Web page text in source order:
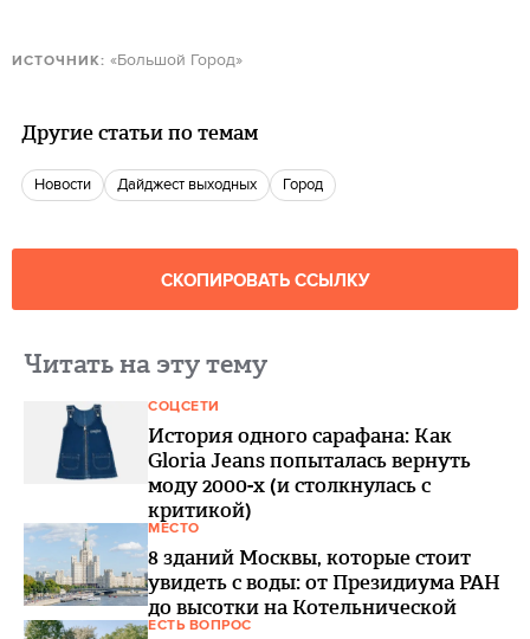
ИСТОЧНИК: «Большой Город»
Другие статьи по темам
новости Дайджест выходных город
СКОПИРОВАТЬ ССЫЛКУ
Читать на эту тему
СОЦСЕТИ
История одного сарафана: Как
Gloria Jeans попыталась вернуть
моду 2000-х (и столкнулась с
критикой)
МЕСТО
8 зданий Москвы, которые стоит
увидеть с воды: от Президиума РАН
до высотки на Котельнической
ЕСТЬ ВОПРОС